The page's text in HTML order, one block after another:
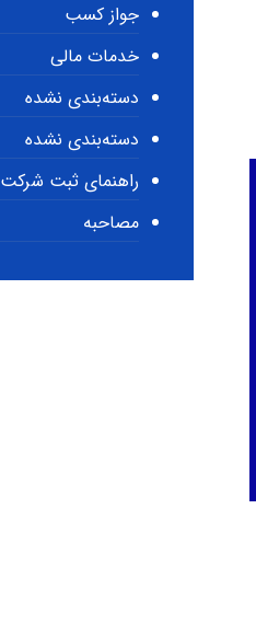
جواز کسب
خدمات مالی
دسته‌بندی نشده
دسته‌بندی نشده
راهنمای ثبت شرکت
مصاحبه